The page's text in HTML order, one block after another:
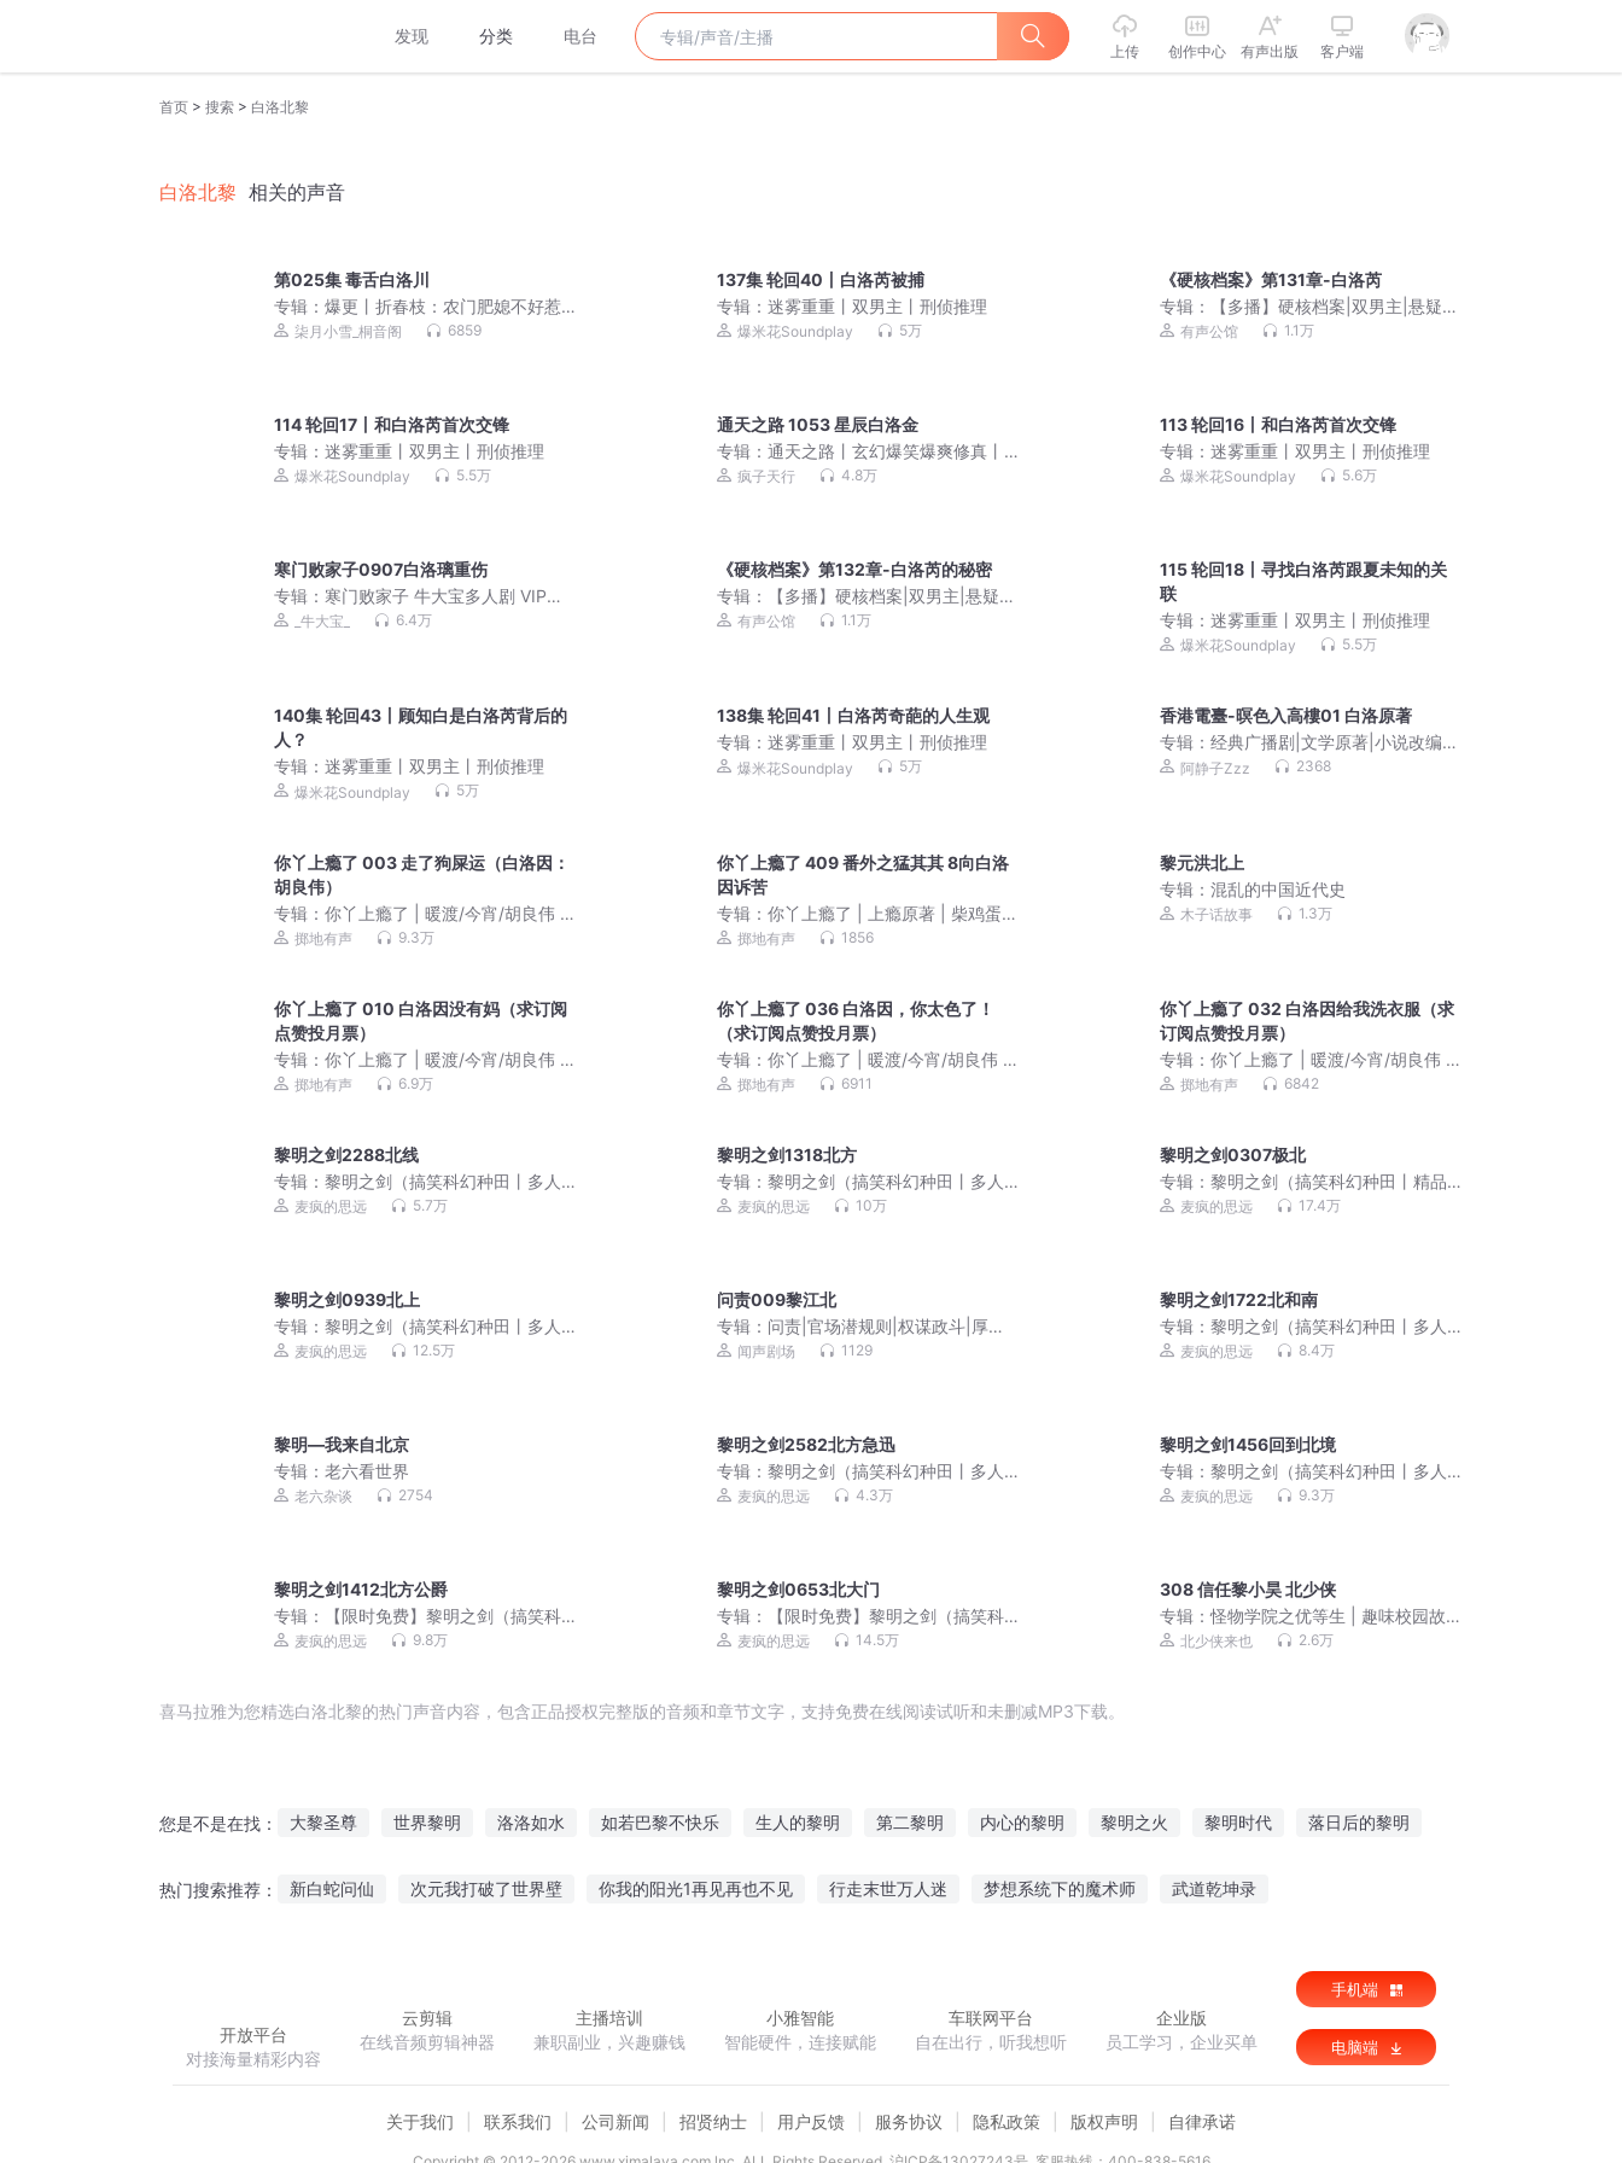
发现 分类 电台
上传 创作中心 有声出版 客户端
首页 > 搜索 > 白洛北黎
白洛北黎 相关的声音
第025集 毒舌白洛川
专辑： 爆更丨折春枝：农门肥媳不好惹
丨柒月小雪&墨昇领衔丨发家致富丨互相
柒月小雪_桐音阁 6859
137集 轮回40丨白洛芮被捕
专辑：迷雾重重丨双男主丨刑侦推理
爆米花Soundplay 5万
《硬核档案》第131章-白洛芮
专辑：
【多播】硬核档案|双男主|悬疑推
理|纯爱|烧脑破案
有声公馆 1.1万
114 轮回17丨和白洛芮首次交锋
专辑： 迷雾重重丨双男主丨刑侦推理
爆米花Soundplay 5.5万
通天之路 1053 星辰白洛金
专辑：通天之路丨玄幻爆笑爆爽修真丨
无罪原著丨VIP免费精品|多人有声剧
疯子天行 4.8万
113 轮回16丨和白洛芮首次交锋
专辑：迷雾重重丨双男主丨刑侦推理
爆米花Soundplay 5.6万
寒门败家子0907白洛璃重伤
专辑： 寒门败家子 牛大宝多人剧 VIP免
费
_牛大宝_ 6.4万
《硬核档案》第132章-白洛芮的秘密
专辑：
【多播】硬核档案|双男主|悬疑推
理|纯爱|烧脑破案
有声公馆 1.1万
115 轮回18丨寻找白洛芮跟夏未知的关
联
专辑：迷雾重重丨双男主丨刑侦推理
爆米花Soundplay 5.5万
140集 轮回43丨顾知白是白洛芮背后的
人？
专辑： 迷雾重重丨双男主丨刑侦推理
爆米花Soundplay 5万
138集 轮回41丨白洛芮奇葩的人生观
专辑：迷雾重重丨双男主丨刑侦推理
爆米花Soundplay 5万
香港電臺-暝色入高樓01 白洛原著
专辑：经典广播剧|文学原著|小说改编|
粤语|香港电台
阿静子Zzz 2368
你丫上瘾了 003 走了狗屎运（白洛因：
胡良伟）
专辑： 你丫上瘾了 | 暖渡/今宵/胡良伟 |
校园 | 双男主 |多人有声剧
掷地有声 9.3万
你丫上瘾了 409 番外之猛其其 8向白洛
因诉苦
专辑：你丫上瘾了 | 上瘾原著 | 柴鸡蛋作
品丨暖渡/今宵/胡良伟 | 校园 | 多人有声
掷地有声 1856
黎元洪北上
专辑：混乱的中国近代史
木子话故事 1.3万
你丫上瘾了 010 白洛因没有妈（求订阅
点赞投月票）
专辑： 你丫上瘾了 | 暖渡/今宵/胡良伟 |
校园 | 双男主 |多人有声剧
掷地有声 6.9万
你丫上瘾了 036 白洛因，你太色了！
（求订阅点赞投月票）
专辑：你丫上瘾了 | 暖渡/今宵/胡良伟 |
校园 | 双男主 |多人有声剧
掷地有声 6911
你丫上瘾了 032 白洛因给我洗衣服（求
订阅点赞投月票）
专辑：你丫上瘾了 | 暖渡/今宵/胡良伟 |
校园 | 双男主 |多人有声剧
掷地有声 6842
黎明之剑2288北线
专辑： 黎明之剑（搞笑科幻种田丨多人
有声剧）|长夜开拓者
麦疯的思远 5.7万
黎明之剑1318北方
专辑：黎明之剑（搞笑科幻种田丨多人
有声剧）丨VIP免费
麦疯的思远 10万
黎明之剑0307极北
专辑：黎明之剑（搞笑科幻种田丨精品
多人有声剧）丨VIP免费
麦疯的思远 17.4万
黎明之剑0939北上
专辑： 黎明之剑（搞笑科幻种田丨多人
有声剧）丨VIP免费
麦疯的思远 12.5万
问责009黎江北
专辑： 问责|官场潜规则|权谋政斗|厚黑
学|许开祯作品
闻声剧场 1129
黎明之剑1722北和南
专辑：黎明之剑（搞笑科幻种田丨多人
有声剧）|长夜开拓者
麦疯的思远 8.4万
黎明—我来自北京
专辑： 老六看世界
老六杂谈 2754
黎明之剑2582北方急迅
专辑：黎明之剑（搞笑科幻种田丨多人
有声剧）|长夜开拓者
麦疯的思远 4.3万
黎明之剑1456回到北境
专辑：黎明之剑（搞笑科幻种田丨多人
有声剧）
麦疯的思远 9.3万
黎明之剑1412北方公爵
专辑：
【限时免费】黎明之剑（搞笑科
幻种田丨多人有声剧）
麦疯的思远 9.8万
黎明之剑0653北大门
专辑：
【限时免费】黎明之剑（搞笑科
幻种田丨多人有声剧）丨VIP免费
麦疯的思远 14.5万
308 信任黎小昊 北少侠
专辑：怪物学院之优等生 | 趣味校园故
事 · 北少侠
北少侠来也 2.6万
喜马拉雅为您精选白洛北黎的热门声音内容，包含正品授权完整版的音频和章节文字，支持免费在线阅读试听和未删减MP3下载。
您是不是在找： 大黎圣尊 世界黎明 洛洛如水 如若巴黎不快乐 生人的黎明 第二黎明 内心的黎明 黎明之火 黎明时代 落日后的黎明
热门搜索推荐： 新白蛇问仙 次元我打破了世界壁 你我的阳光1再见再也不见 行走末世万人迷 梦想系统下的魔术师 武道乾坤录
开放平台
对接海量精彩内容
云剪辑
在线音频剪辑神器
主播培训
兼职副业，兴趣赚钱
小雅智能
智能硬件，连接赋能
车联网平台
自在出行，听我想听
企业版
员工学习，企业买单
手机端
电脑端
关于我们 联系我们 公司新闻 招贤纳士 用户反馈 服务协议 隐私政策 版权声明 自律承诺